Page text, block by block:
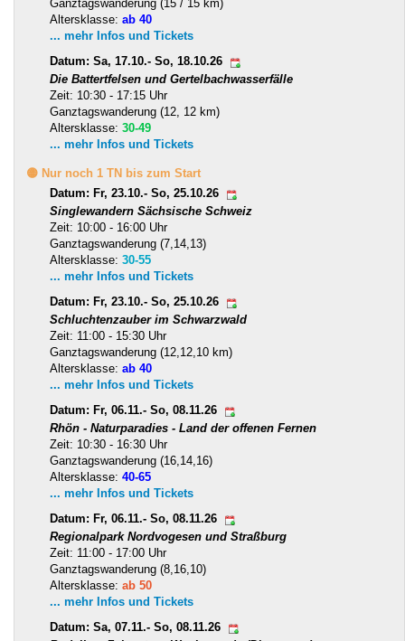
Ganztagswanderung (15 / 15 km)
Altersklasse: ab 40
... mehr Infos und Tickets
Datum: Sa, 17.10.- So, 18.10.26
Die Battertfelsen und Gertelbachwasserfälle
Zeit: 10:30 - 17:15 Uhr
Ganztagswanderung (12, 12 km)
Altersklasse: 30-49
... mehr Infos und Tickets
🟡 Nur noch 1 TN bis zum Start
Datum: Fr, 23.10.- So, 25.10.26
Singlewandern Sächsische Schweiz
Zeit: 10:00 - 16:00 Uhr
Ganztagswanderung (7,14,13)
Altersklasse: 30-55
... mehr Infos und Tickets
Datum: Fr, 23.10.- So, 25.10.26
Schluchtenzauber im Schwarzwald
Zeit: 11:00 - 15:30 Uhr
Ganztagswanderung (12,12,10 km)
Altersklasse: ab 40
... mehr Infos und Tickets
Datum: Fr, 06.11.- So, 08.11.26
Rhön - Naturparadies - Land der offenen Fernen
Zeit: 10:30 - 16:30 Uhr
Ganztagswanderung (16,14,16)
Altersklasse: 40-65
... mehr Infos und Tickets
Datum: Fr, 06.11.- So, 08.11.26
Regionalpark Nordvogesen und Straßburg
Zeit: 11:00 - 17:00 Uhr
Ganztagswanderung (8,16,10)
Altersklasse: ab 50
... mehr Infos und Tickets
Datum: Sa, 07.11.- So, 08.11.26